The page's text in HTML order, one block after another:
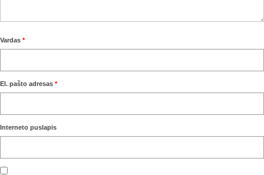
Vardas *
El. pašto adresas *
Interneto puslapis